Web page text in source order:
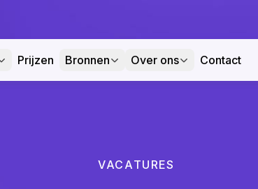
Prijzen Bronnen Over ons Contact
VACATURES